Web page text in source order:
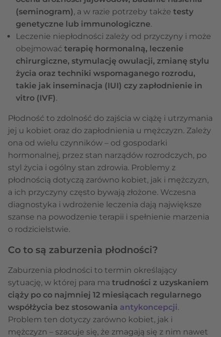
(seminogram), a w razie potrzeby także testy
genetyczne lub immunologiczne.
Leczenie niepłodności zależy od przyczyny i może
obejmować terapię hormonalną, leczenie
chirurgiczne, stymulację owulacji, zmianę stylu
życia oraz techniki wspomaganego rozrodu,
takie jak inseminacja (IUI) czy zapłodnienie in
vitro (IVF).
Płodność to zdolność do zajścia w ciążę i utrzymania
jej u kobiet oraz do zapłodnienia u mężczyzn. Zależy
ona od wielu czynników – od gospodarki
hormonalnej, przez stan narządów rozrodczych, po
styl życia i ogólny stan zdrowia. Problemy z
płodnością dotyczą zarówno kobiet, jak i mężczyzn,
a ich przyczyny często bywają złożone. Wczesna
diagnostyka i wdrożenie leczenia dają największe
szanse na powodzenie terapii i spełnienie marzenia
o rodzicielstwie.
Co to są zaburzenia płodności?
Zaburzenia płodności to termin określający
sytuację, w której para ma trudności z uzyskaniem
ciąży po co najmniej 12 miesiącach regularnego
współżycia bez stosowania antykoncepcji.
Problem ten dotyczy zarówno kobiet, jak i
mężczyzn – szacuje się, że zmagają się z nim nawet